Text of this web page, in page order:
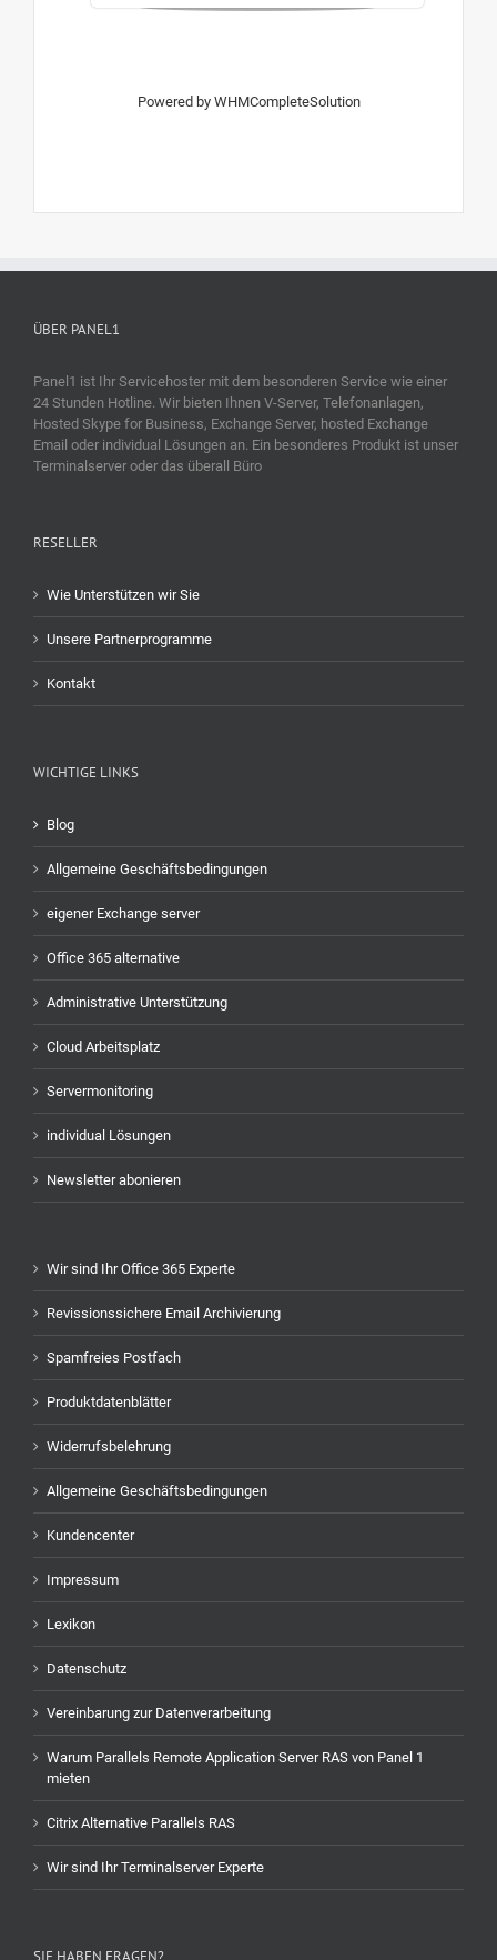
Powered by WHMCompleteSolution
ÜBER PANEL1
Panel1 ist Ihr Servicehoster mit dem besonderen Service wie einer
24 Stunden Hotline. Wir bieten Ihnen V-Server, Telefonanlagen,
Hosted Skype for Business, Exchange Server, hosted Exchange
Email oder individual Lösungen an. Ein besonderes Produkt ist unser
Terminalserver oder das überall Büro
RESELLER
Wie Unterstützen wir Sie
Unsere Partnerprogramme
Kontakt
WICHTIGE LINKS
Blog
Allgemeine Geschäftsbedingungen
eigener Exchange server
Office 365 alternative
Administrative Unterstützung
Cloud Arbeitsplatz
Servermonitoring
individual Lösungen
Newsletter abonieren
Wir sind Ihr Office 365 Experte
Revissionssichere Email Archivierung
Spamfreies Postfach
Produktdatenblätter
Widerrufsbelehrung
Allgemeine Geschäftsbedingungen
Kundencenter
Impressum
Lexikon
Datenschutz
Vereinbarung zur Datenverarbeitung
Warum Parallels Remote Application Server RAS von Panel 1
mieten
Citrix Alternative Parallels RAS
Wir sind Ihr Terminalserver Experte